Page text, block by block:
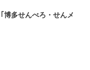
多せんべろ・せんメ